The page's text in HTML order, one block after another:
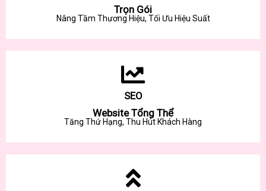
Trọn Gói
Nâng Tầm Thương Hiệu, Tối Ưu Hiệu Suất
SEO
Website Tổng Thể
Tăng Thứ Hạng, Thu Hút Khách Hàng